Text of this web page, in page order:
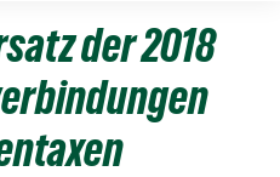
der 2018